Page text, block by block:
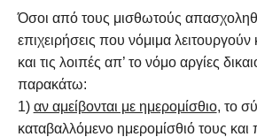
Όσοι από τους μισθωτούς
επιχειρήσεις που νόμιμα λειτουργούν
και τις λοιπές απ’ το νόμο αργίες
παρακάτω:
1) αν αμείβονται με ημερομίσθιο, το
καταβαλλόμενο ημερομίσθιό τους